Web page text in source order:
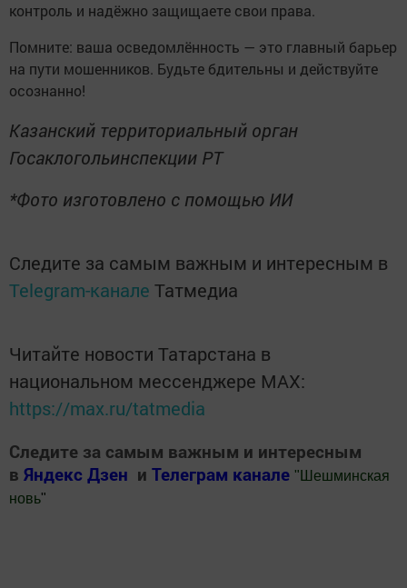
контроль и надёжно защищаете свои права.
Помните: ваша осведомлённость — это главный барьер
на пути мошенников. Будьте бдительны и действуйте
осознанно!
Казанский территориальный орган
Госаклогольинспекции РТ
*Фото изготовлено с помощью ИИ
Следите за самым важным и интересным в
Telegram-канале Татмедиа
Читайте новости Татарстана в
национальном мессенджере MАХ:
https://max.ru/tatmedia
Следите за самым важным и интересным
в Яндекс Дзен и Телеграм канале " Шешминская
новь"